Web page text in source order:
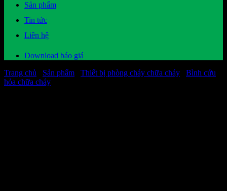
Sản phẩm
Tin tức
Liên hệ
Download báo giá
Trang chủ
Sản phẩm Thiết bị phòng cháy chữa cháy
Bình cứu
hỏa chữa cháy